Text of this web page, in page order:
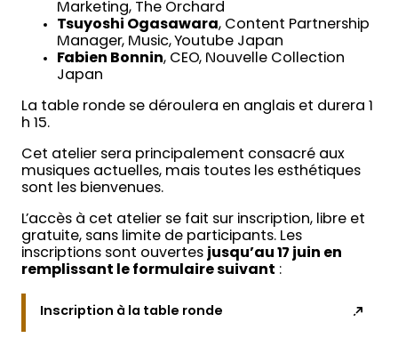
Marketing, The Orchard
Tsuyoshi Ogasawara, Content Partnership
Manager, Music, Youtube Japan
Fabien Bonnin, CEO, Nouvelle Collection
Japan
La table ronde se déroulera en anglais et durera 1
h 15.
Cet atelier sera principalement consacré aux
musiques actuelles, mais toutes les esthétiques
sont les bienvenues.
L’accès à cet atelier se fait sur inscription, libre et
gratuite, sans limite de participants. Les
inscriptions sont ouvertes jusqu’au 17 juin en
remplissant le formulaire suivant :
Inscription à la table ronde